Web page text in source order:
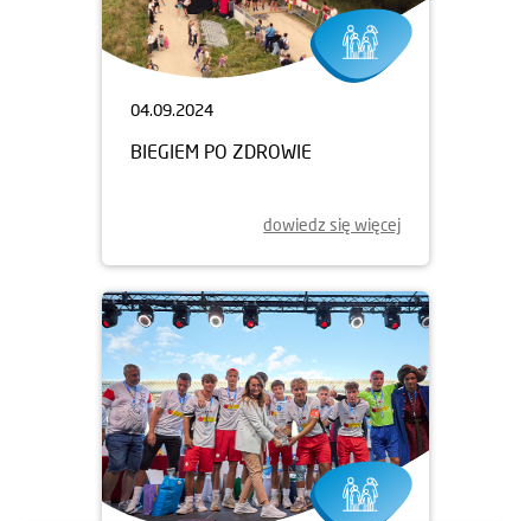
04.09.2024
BIEGIEM PO ZDROWIE
dowiedz się więcej